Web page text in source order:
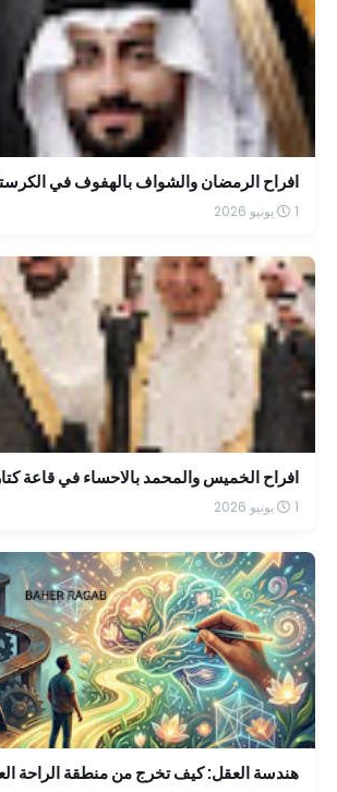
افراح الرمضان والشواف بالهفوف في
1 يونيو 2026
افراح الخميس والمحمد بالاحساء في قاعة
1 يونيو 2026
هندسة العقل: كيف تخرج من منطقة الراحة